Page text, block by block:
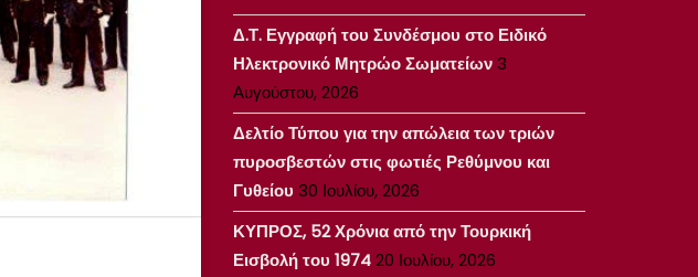
Δ.Τ. Εγγραφή του Συνδέσμου στο Ειδικό
Ηλεκτρονικό Μητρώο Σωματείων3
Αυγούστου, 2026
Δελτίο Τύπου για την απώλεια των τριών
πυροσβεστών στις φωτιές Ρεθύμνου και
Γυθείου 30 Ιουλίου, 2026
ΚΥΠΡΟΣ, 52 Χρόνια από την Τουρκική
Εισβολή του 197420 Ιουλίου, 2026